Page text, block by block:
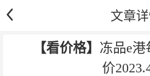
文章
【看价格】 冻品e
价